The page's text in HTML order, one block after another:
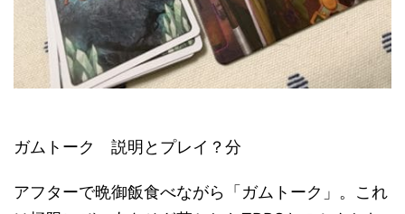
ガムトーク 説明とプレイ？分
アフターで晩御飯食べながら「ガムトーク」。これ